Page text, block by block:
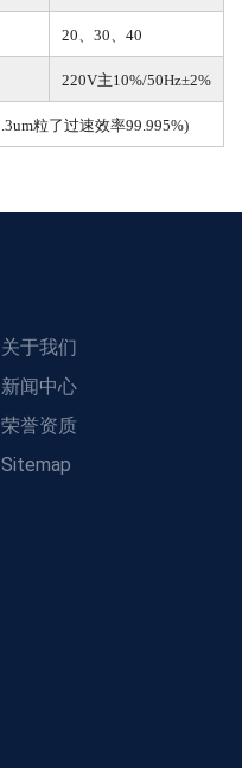
20、30、40
220V主10%/50Hz±2%
粒了过速效率99.995%)
关于我们
新闻中心
荣誉资质
Sitemap